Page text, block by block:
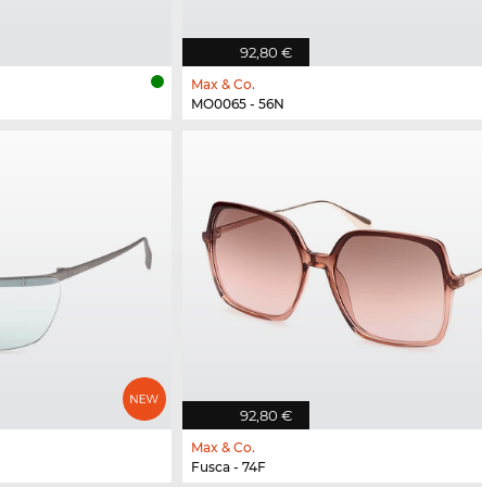
92,80 €
Max & Co.
MO0065 - 56N
92,80 €
Max & Co.
Fusca - 74F